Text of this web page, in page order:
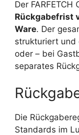
Der
Rückgabefrist
Ware. Der
strukturiert und
oder – bei
separates
Die
Standards im